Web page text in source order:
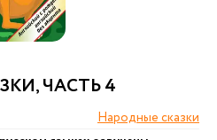
ЧАСТЬ 4
Народные сказки